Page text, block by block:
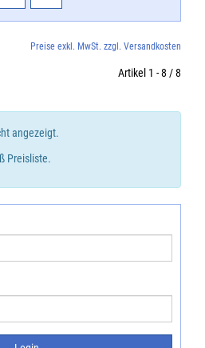
Preise exkl. MwSt. zzgl. Versandkosten
Artikel 1 - 8 / 8
angezeigt.
Preisliste.